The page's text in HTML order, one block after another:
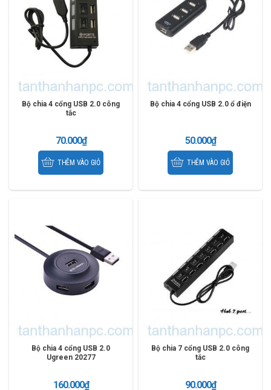
Bộ chia 4 cổng USB 2.0 công
tắc
70.000₫
THÊM VÀO GIỎ
Bộ chia 4 cổng USB 2.0 ổ điện
50.000₫
THÊM VÀO GIỎ
Bộ chia 4 cổng USB 2.0
Ugreen 20277
160.000₫
Bộ chia 7 cổng USB 2.0 công
tắc
90.000₫